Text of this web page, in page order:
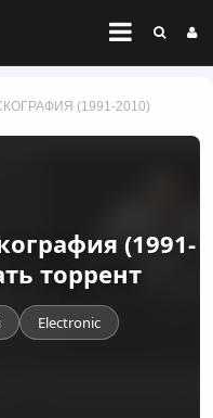
(1991-2010)
(1991-
торрент
Electronic